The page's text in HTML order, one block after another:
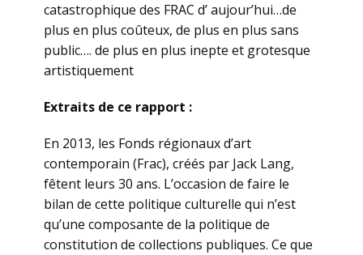
catastrophique des FRAC d’ aujour’hui…de
plus en plus coûteux, de plus en plus sans
public…. de plus en plus inepte et grotesque
artistiquement
Extraits de ce rapport :
En 2013, les Fonds régionaux d’art
contemporain (Frac), créés par Jack Lang,
fêtent leurs 30 ans. L’occasion de faire le
bilan de cette politique culturelle qui n’est
qu’une composante de la politique de
constitution de collections publiques. Ce que